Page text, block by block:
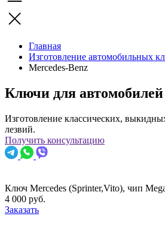
Главная
Изготовление автомобильных
Mercedes-Benz
Ключи для автомобилей
Изготовление классических,
лезвий.
Получить консультацию
Ключ Mercedes (Sprinter,Vito), чип
4 000 руб.
Заказать